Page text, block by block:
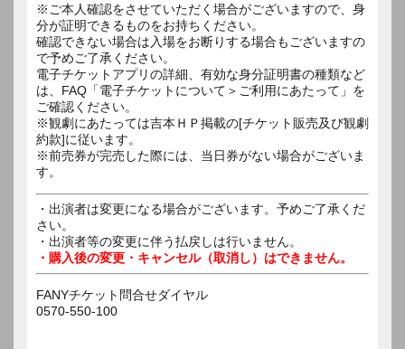
※ご本人確認をさせていただく場合がございますので、身
分が証明できるものをお持ちください。
確認できない場合は入場をお断りする場合もございますの
で予めご了承ください。
電子チケットアプリの詳細、有効な身分証明書の種類など
は、FAQ「電子チケットについて＞ご利用にあたって」を
ご確認ください。
※観劇にあたっては吉本ＨＰ掲載の[チケット販売及び観劇
約款]に従います。
※前売券が完売した際には、当日券がない場合がございま
す。
・出演者は変更になる場合がございます。予めご了承くだ
さい。
・出演者等の変更に伴う払戻しは行いません。
・購入後の変更・キャンセル（取消し）はできません。
FANYチケット問合せダイヤル
0570-550-100